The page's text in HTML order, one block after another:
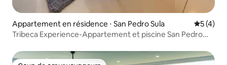
Appartement en résidence ⋅ San Pedro Sula
5 (4)
Tribeca Experience-Appartement et piscine San Pedro